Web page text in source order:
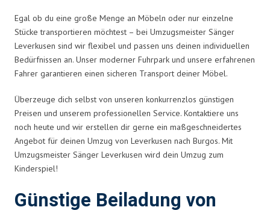
Egal ob du eine große Menge an Möbeln oder nur einzelne
Stücke transportieren möchtest – bei Umzugsmeister Sänger
Leverkusen sind wir flexibel und passen uns deinen individuellen
Bedürfnissen an. Unser moderner Fuhrpark und unsere erfahrenen
Fahrer garantieren einen sicheren Transport deiner Möbel.
Überzeuge dich selbst von unseren konkurrenzlos günstigen
Preisen und unserem professionellen Service. Kontaktiere uns
noch heute und wir erstellen dir gerne ein maßgeschneidertes
Angebot für deinen Umzug von Leverkusen nach Burgos. Mit
Umzugsmeister Sänger Leverkusen wird dein Umzug zum
Kinderspiel!
Günstige Beiladung von